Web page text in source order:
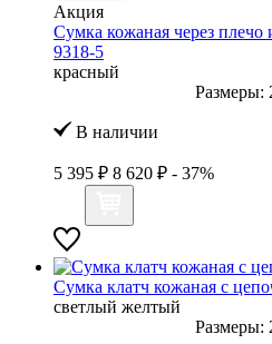
Акция
Сумка кожаная через
9318-5
красный
Размеры:
В наличии
5 395 ₽ 8 620 ₽ - 37%
Сумка клатч кожаная с
светлый желтый
Размеры: